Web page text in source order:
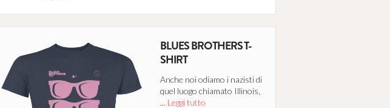
BLUES BROTHERS T-
SHIRT
Anche noi odiamo i nazisti di
quel luogo chiamato Illinois,
... Leggi tutto